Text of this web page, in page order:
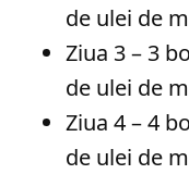
de ulei de
Ziua 3 – 3
de ulei de
Ziua 4 – 4
de ulei de